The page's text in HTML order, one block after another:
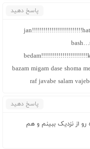
پاسخ دهید
bazam migam dase shoma
raf javabe salam
پاسخ دهید
رو از نزدیک ببینم و هم